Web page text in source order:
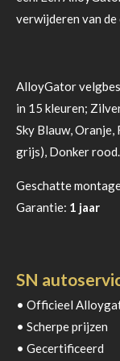
verwijderen van de
AlloyGator
in 15 kleuren;
Sky Blauw,
grijs), Donker rood.
Geschatte
Garantie: 1 jaar
SN
• Officieel
• Scherpe prijzen
• Gecertificeerd